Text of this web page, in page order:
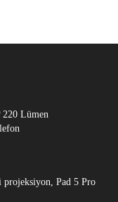
Lümen
Pad 5 Pro